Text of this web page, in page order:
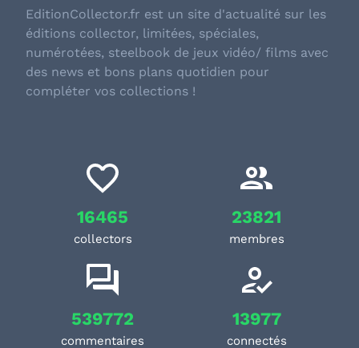
EditionCollector.fr est un site d'actualité sur les
éditions collector, limitées, spéciales,
numérotées, steelbook de jeux vidéo/ films avec
des news et bons plans quotidien pour
compléter vos collections !
16465
collectors
23821
membres
539772
commentaires
13977
connectés